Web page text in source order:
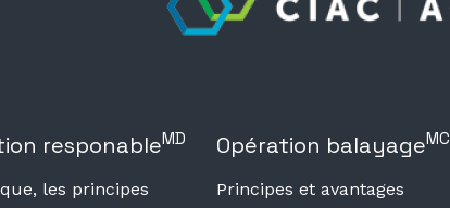
responableMD
les principes
Opération balayageMC
Principes et avantages